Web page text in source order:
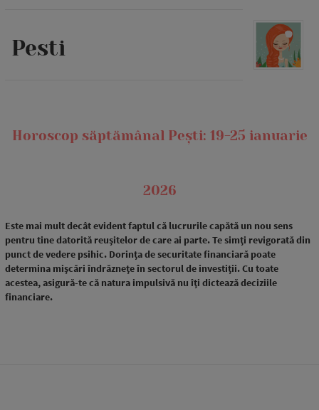
Pesti
Horoscop săptămânal Pești: 19-25 ianuarie
2026
Este mai mult decât evident faptul că lucrurile capătă un nou sens
pentru tine datorită reușitelor de care ai parte. Te simți revigorată din
punct de vedere psihic. Dorința de securitate financiară poate
determina mișcări îndrăznețe în sectorul de investiții. Cu toate
acestea, asigură-te că natura impulsivă nu îți dictează deciziile
financiare.